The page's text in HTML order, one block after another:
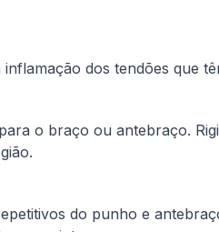
dos tendões que
o braço ou antebraço.
do punho e